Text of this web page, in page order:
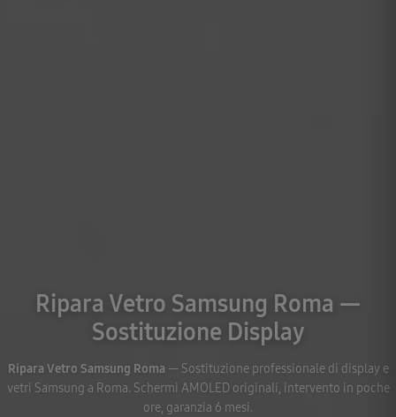
Ripara Vetro Samsung Roma —
Sostituzione Display
Ripara Vetro Samsung Roma — Sostituzione professionale di display e
vetri Samsung a Roma. Schermi AMOLED originali, intervento in poche
ore, garanzia 6 mesi.